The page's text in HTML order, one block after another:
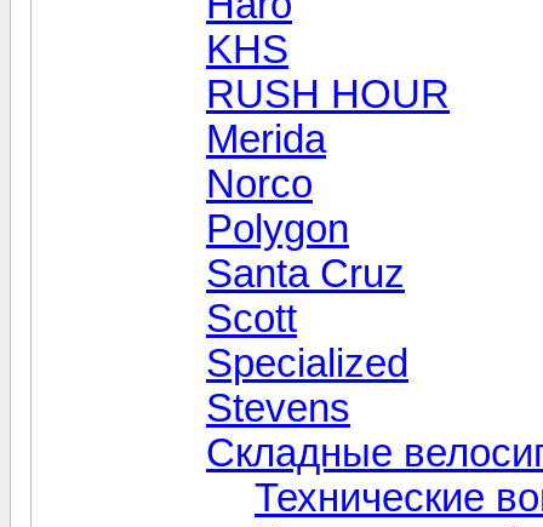
KHS
RUSH HOUR
Merida
Norco
Polygon
Santa Cruz
Scott
Specialized
Stevens
Складные
Технические